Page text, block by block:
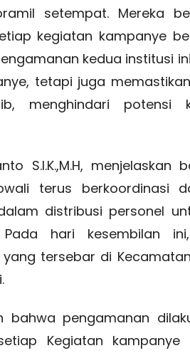
setempat. Mereka
kegiatan kampanye
kedua institusi
tetapi juga
menghindari potensi
S.I.K.,M.H, menjelaskan
terus berkoordinasi
distribusi personel
hari kesembilan
tersebar di
bahwa pengamanan
Kegiatan kampanye